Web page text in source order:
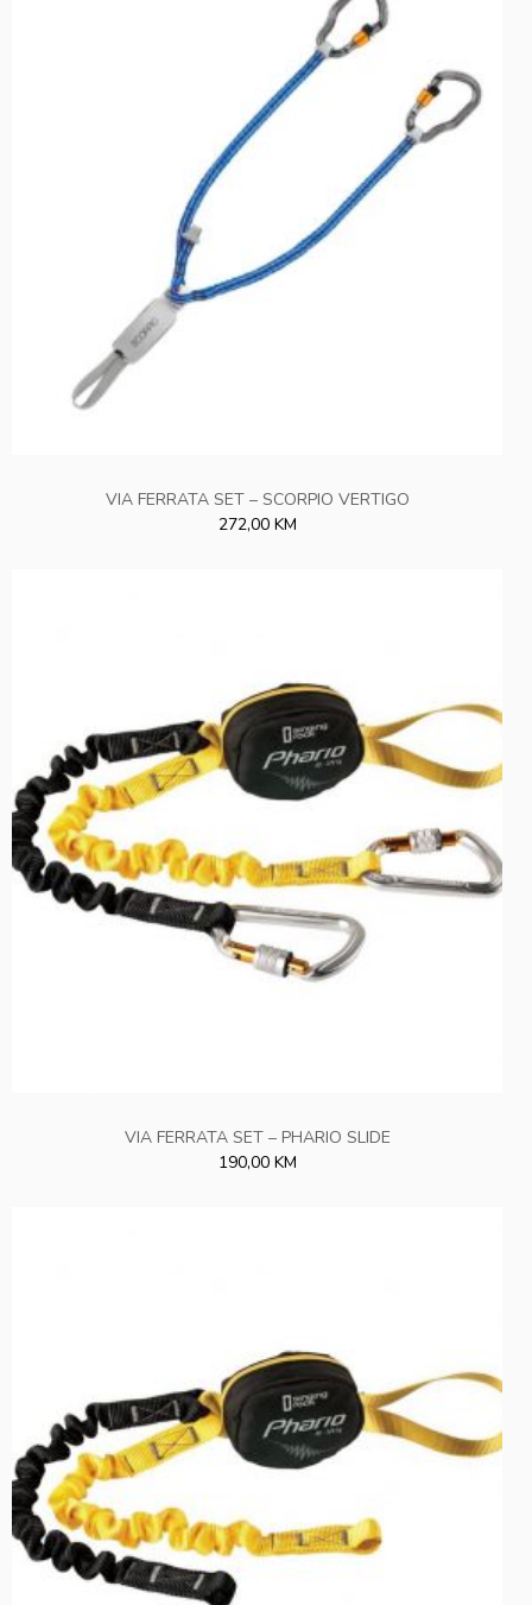
VIA FERRATA SET – SCORPIO VERTIGO
272,00 KM
VIA FERRATA SET – PHARIO SLIDE
190,00 KM